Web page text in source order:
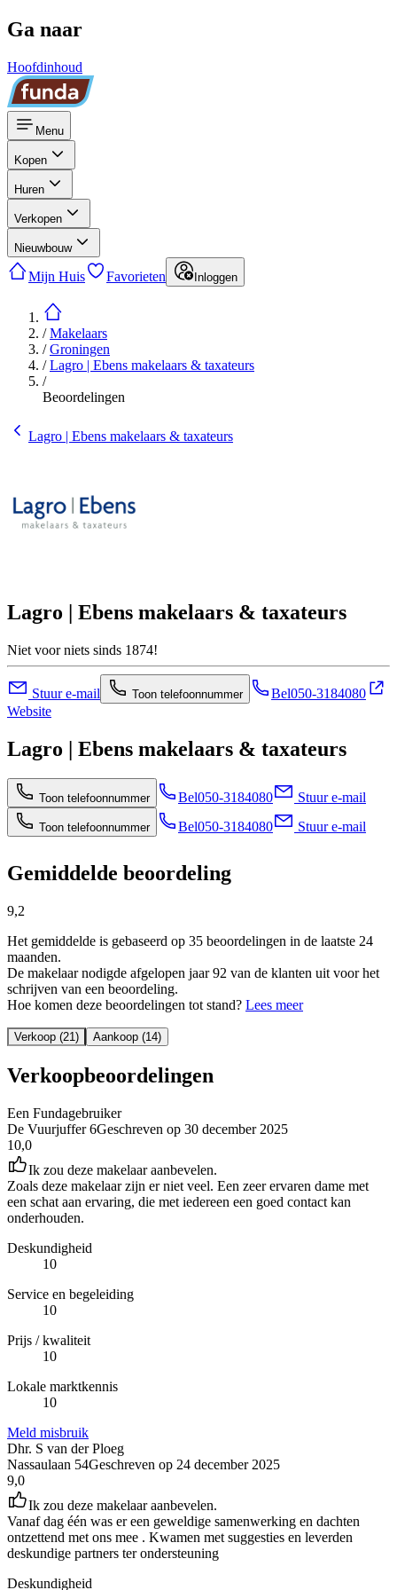
Ga naar
Hoofdinhoud
Menu
Kopen
Huren
Verkopen
Nieuwbouw
Mijn Huis Favorieten Inloggen
/Makelaars
/Groningen
/Lagro | Ebens makelaars & taxateurs
/
Beoordelingen
Lagro | Ebens makelaars & taxateurs
Lagro | Ebens makelaars & taxateurs
Niet voor niets sinds 1874!
Stuur e-mail Toon telefoonnummer Bel050-3184080
Website
Lagro | Ebens makelaars & taxateurs
Toon telefoonnummer Bel050-3184080 Stuur e-mail
Toon telefoonnummer Bel050-3184080 Stuur e-mail
Gemiddelde beoordeling
9,2
Het gemiddelde is gebaseerd op 35 beoordelingen in de laatste 24
maanden.
De makelaar nodigde afgelopen jaar 92 van de klanten uit voor het
schrijven van een beoordeling.
Hoe komen deze beoordelingen tot stand? Lees meer
Verkoop (21) Aankoop (14)
Verkoopbeoordelingen
Een Fundagebruiker
De Vuurjuffer 6Geschreven op 30 december 2025
10,0
Ik zou deze makelaar aanbevelen.
Zoals deze makelaar zijn er niet veel. Een zeer ervaren dame met
een schat aan ervaring, die met iedereen een goed contact kan
onderhouden.
Deskundigheid
10
Service en begeleiding
10
Prijs / kwaliteit
10
Lokale marktkennis
10
Meld misbruik
Dhr. S van der Ploeg
Nassaulaan 54Geschreven op 24 december 2025
9,0
Ik zou deze makelaar aanbevelen.
Vanaf dag één was er een geweldige samenwerking en dachten
ontzettend met ons mee . Kwamen met suggesties en leverden
deskundige partners ter ondersteuning
Deskundigheid